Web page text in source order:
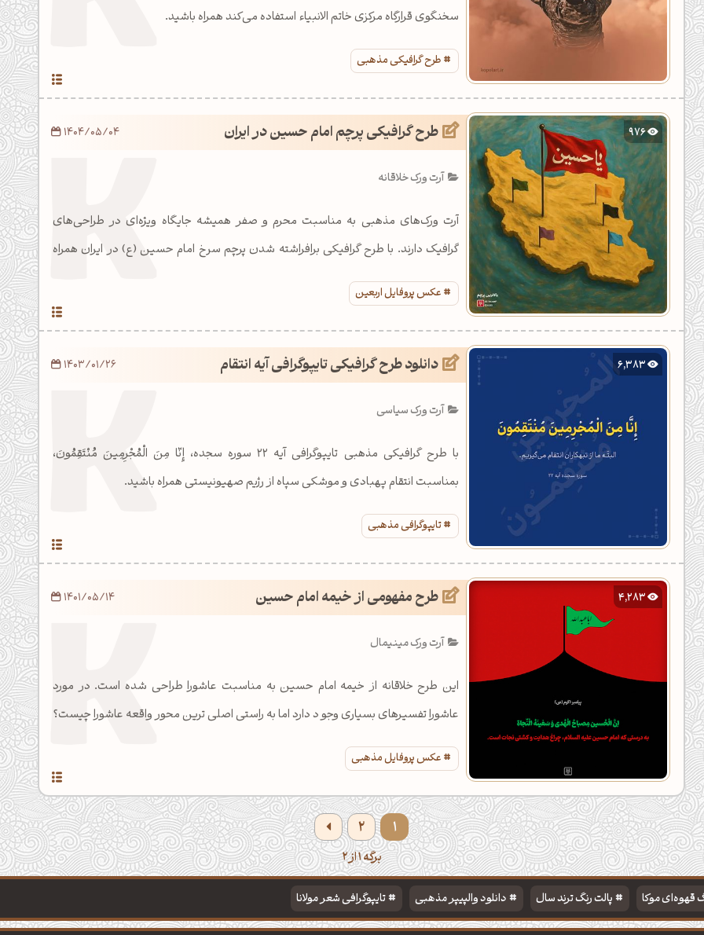
سخنگوی قرارگاه مرکزی خاتم الانبیاء استفاده می‌کند همراه باشید.
طرح گرافیکی مذهبی
976 طرح گرافیکی پرچم امام حسین در ایران
آرت ورک خلاقانه
آرت ورک‌های مذهبی به مناسبت محرم و صفر همیشه جایگاه ویژه‌ای در طراحی‌های
گرافیک دارند. با طرح گرافیکی برافراشته شدن پرچم سرخ امام حسین (ع) در ایران همراه
باشید.
عکس پروفایل اربعین
1404/05/04
6,383 دانلود طرح گرافیکی تایپوگرافی آیه انتقام
آرت ورک سیاسی
با طرح گرافیکی مذهبی تایپوگرافی آیه 22 سوره سجده، إِنّا مِنَ الْمُجْرِمِينَ مُنْتَقِمُونَ،
بمناسبت انتقام پهبادی و موشکی سپاه از رژیم صهیونیستی همراه باشید.
تایپوگرافی مذهبی
1403/01/26
4,283 طرح مفهومی از خیمه امام حسین
آرت ورک مینیمال
این طرح خلاقانه از خیمه امام حسین به مناسبت عاشورا طراحی شده است. در مورد
عاشورا تفسیرهای بسیاری وجو د دارد اما به راستی اصلی ترین محور واقعه عاشورا چیست؟
عکس پروفایل مذهبی
1401/05/14
1
2
برگه 1 از 2
قهوه‌ای موکا پالت رنگ ترند سال دانلود والپیپر مذهبی تایپوگرافی شعر مولانا